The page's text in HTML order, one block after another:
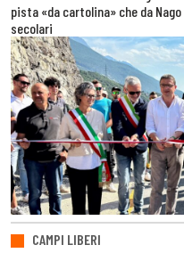
pista «da cartolina» che da
secolari
CAMPI LIBERI